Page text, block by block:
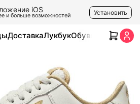
iOS
и больше возможностей Установить
ДоставкаЛукбукОбувь Одежда